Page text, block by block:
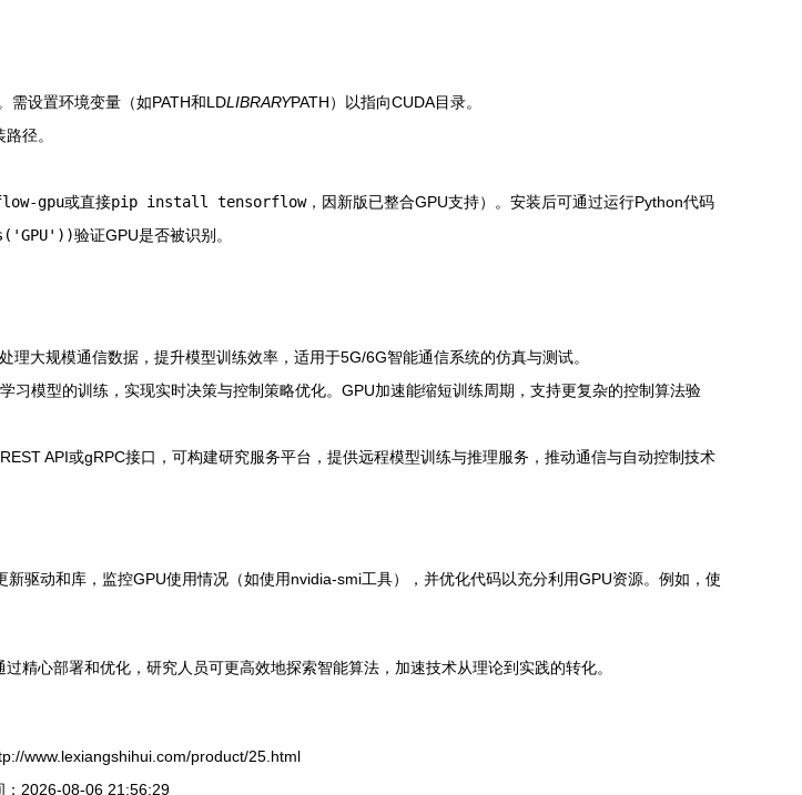
需设置环境变量（如PATH和LDLIBRARYPATH）以指向CUDA目录。
径。
gpu或直接pip install tensorflow，因新版已整合GPU支持）。安装后可通过运行Python代码
验证GPU是否被识别。
大规模通信数据，提升模型训练效率，适用于5G/6G智能通信系统的仿真与测试。
习模型的训练，实现实时决策与控制策略优化。GPU加速能缩短训练周期，支持更复杂的控制算法验
API或gRPC接口，可构建研究服务平台，提供远程模型训练与推理服务，推动通信与自动控制技术
驱动和库，监控GPU使用情况（如使用nvidia-smi工具），并优化代码以充分利用GPU资源。例如，使
精心部署和优化，研究人员可更高效地探索智能算法，加速技术从理论到实践的转化。
www.lexiangshihui.com/product/25.html
：2026-08-06 21:56:29